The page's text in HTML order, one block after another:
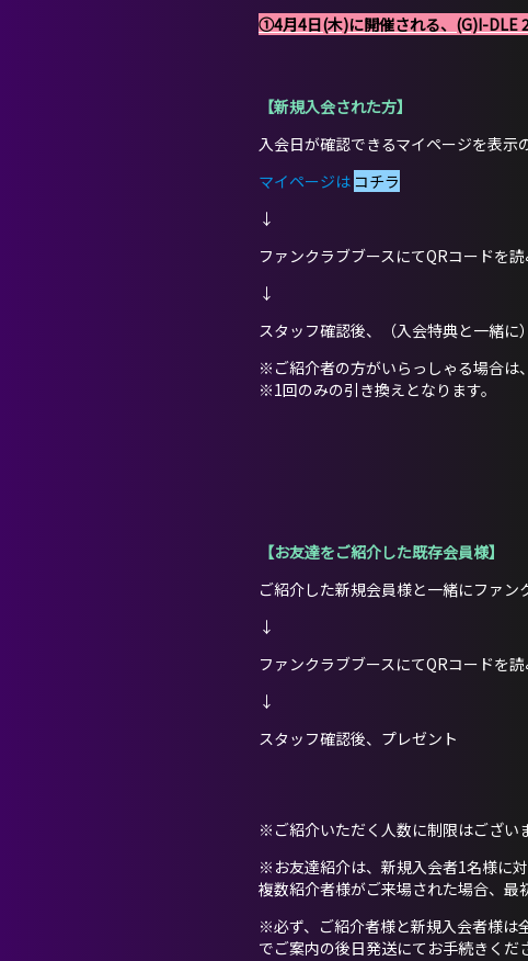
①4月4日(木)に開催される、(G)I-DLE
【新規入会された方】
入会日が確認できるマイページを表示
マイページは コチラ
↓
ファンクラブブースにてQRコードを
↓
スタッフ確認後、（入会特典と一緒に
※ご紹介者の方がいらっしゃる場合は
※1回のみの引き換えとなります。
【お友達をご紹介した既存会員様】
ご紹介した新規会員様と一緒にファン
↓
ファンクラブブースにてQRコードを
↓
スタッフ確認後、プレゼント
※ご紹介いただく人数に制限はござい
※お友達紹介は、新規入会者1名様に
複数紹介者様がご来場された場合、最
※必ず、ご紹介者様と新規入会者様は
でご案内の後日発送にてお手続きくだ